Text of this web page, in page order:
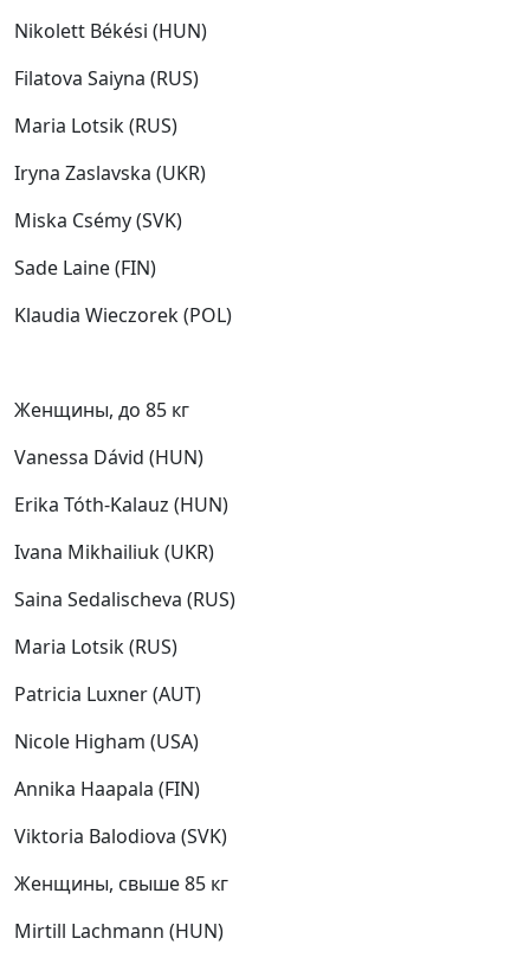
Nikolett Békési (HUN)
Filatova Saiyna (RUS)
Maria Lotsik (RUS)
Iryna Zaslavska (UKR)
Miska Csémy (SVK)
Sade Laine (FIN)
Klaudia Wieczorek (POL)
Женщины, до 85 кг
Vanessa Dávid (HUN)
Erika Tóth-Kalauz (HUN)
Ivana Mikhailiuk (UKR)
Saina Sedalischeva (RUS)
Maria Lotsik (RUS)
Patricia Luxner (AUT)
Nicole Higham (USA)
Annika Haapala (FIN)
Viktoria Balodiova (SVK)
Женщины, свыше 85 кг
Mirtill Lachmann (HUN)